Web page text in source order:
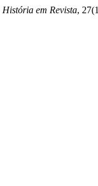
História em Revista,